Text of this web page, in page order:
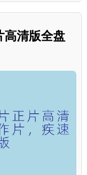
高清版全盘